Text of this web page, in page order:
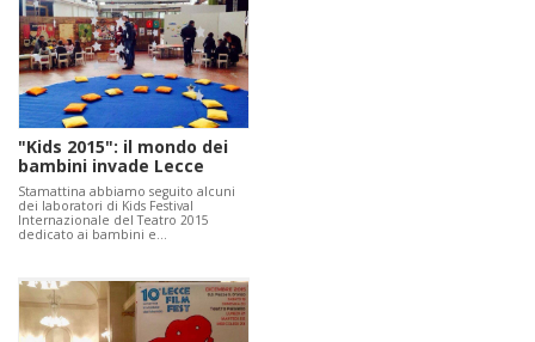
"Kids 2015": il mondo dei
bambini invade Lecce
Stamattina abbiamo seguito alcuni
dei laboratori di Kids Festival
Internazionale del Teatro 2015
dedicato ai bambini e…